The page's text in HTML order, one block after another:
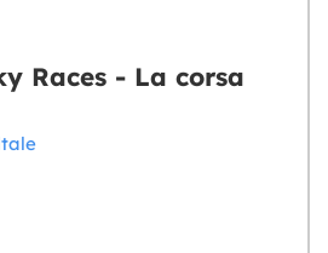
Races - La corsa